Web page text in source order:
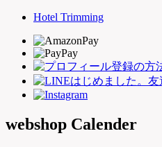
Hotel Trimming
webshop Calender